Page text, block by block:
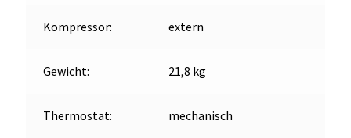
Kompressor: extern
Gewicht: 21,8 kg
Thermostat: mechanisch